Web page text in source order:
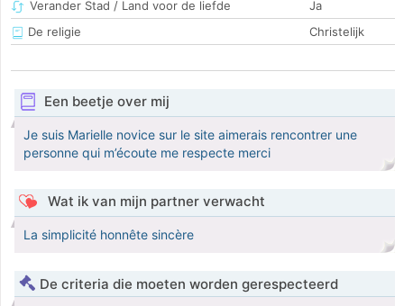
Verander Stad / Land voor de liefde
Ja
De religie
Christelijk
Een beetje over mij
Je suis Marielle novice sur le site aimerais rencontrer une
personne qui m’écoute me respecte merci
Wat ik van mijn partner verwacht
La simplicité honnête sincère
De criteria die moeten worden gerespecteerd